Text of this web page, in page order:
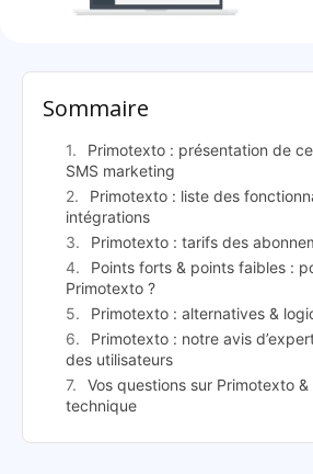
Sommaire
Primotexto : présentation de
SMS marketing
Primotexto : liste des
intégrations
Primotexto : tarifs des
Points forts & points faibles :
Primotexto ?
Primotexto : alternatives &
Primotexto : notre avis
des utilisateurs
Vos questions sur Primotexto &
technique